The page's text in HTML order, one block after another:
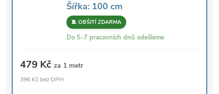
Šířka: 100 cm
🧵 OBŠITÍ ZDARMA
Do 5-7 pracovních dnů odešleme
479 Kč za 1 metr
396 Kč bez DPH